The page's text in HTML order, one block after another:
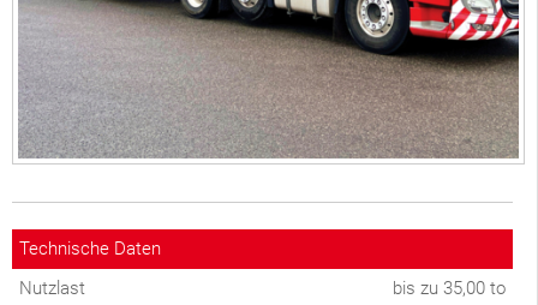
Technische Daten
Nutzlast
bis zu 35,00 to